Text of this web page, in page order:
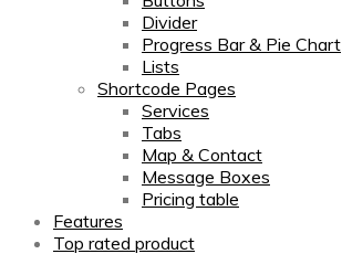
Divider
Progress Bar & Pie Chart
Lists
Shortcode Pages
Services
Tabs
Map & Contact
Message Boxes
Pricing table
Features
Top rated product